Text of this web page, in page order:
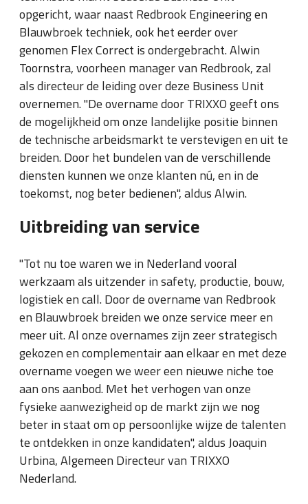
opgericht, waar naast Redbrook Engineering en
Blauwbroek techniek, ook het eerder over
genomen Flex Correct is ondergebracht. Alwin
Toornstra, voorheen manager van Redbrook, zal
als directeur de leiding over deze Business Unit
overnemen. "De overname door TRIXXO geeft ons
de mogelijkheid om onze landelijke positie binnen
de technische arbeidsmarkt te verstevigen en uit te
breiden. Door het bundelen van de verschillende
diensten kunnen we onze klanten nú, en in de
toekomst, nog beter bedienen", aldus Alwin.
Uitbreiding van service
"Tot nu toe waren we in Nederland vooral
werkzaam als uitzender in safety, productie, bouw,
logistiek en call. Door de overname van Redbrook
en Blauwbroek breiden we onze service meer en
meer uit. Al onze overnames zijn zeer strategisch
gekozen en complementair aan elkaar en met deze
overname voegen we weer een nieuwe niche toe
aan ons aanbod. Met het verhogen van onze
fysieke aanwezigheid op de markt zijn we nog
beter in staat om op persoonlijke wijze de talenten
te ontdekken in onze kandidaten", aldus Joaquin
Urbina, Algemeen Directeur van TRIXXO
Nederland.